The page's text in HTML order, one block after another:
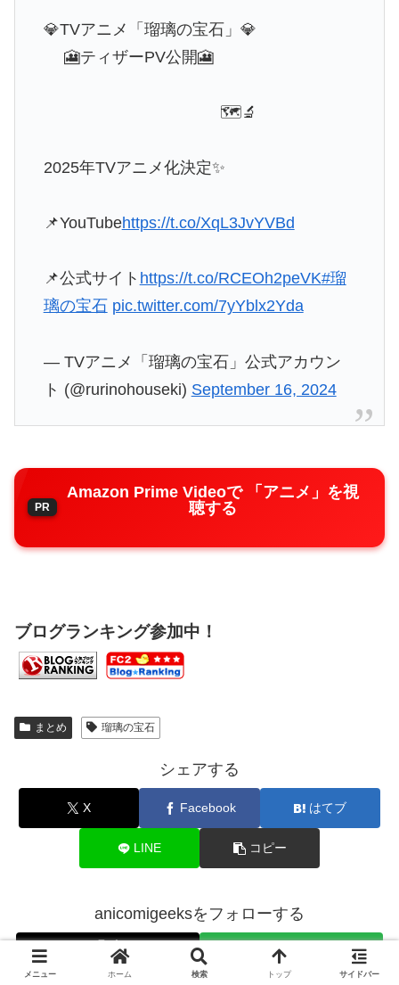
💎TVアニメ「瑠璃の宝石」💎
🎦ティザーPV公開🎦
🗺🔬
2025年TVアニメ化決定✨
📌YouTubehttps://t.co/XqL3JvYVBd
📌公式サイト https://t.co/RCEOh2peVK#瑠
璃の宝石 pic.twitter.com/7yYblx2Yda
— TVアニメ「瑠璃の宝石」公式アカウン
ト (@rurinohouseki) September 16, 2024
Amazon Prime Videoで 「アニメ」を視
聴する
ブログランキング参加中！
まとめ 瑠璃の宝石
シェアする
X Facebook はてブ
LINE コピー
anicomigeeksをフォローする
メニュー ホーム 検索 トップ サイドバー